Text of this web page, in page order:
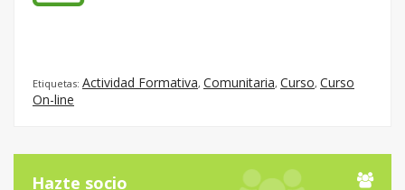
Etiquetas: Actividad Formativa, Comunitaria, Curso, Curso
On-line
Hazte socio